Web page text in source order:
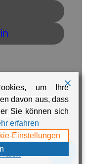
byAdaire
um Ihre
davon aus, dass
Sie können sich
erfahren
Einstellungen
Platform